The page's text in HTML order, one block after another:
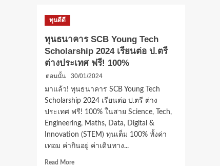
ทุนดีดี
ทุนธนาคาร SCB Young Tech
Scholarship 2024 เรียนต่อ ป.ตรี
ต่างประเทศ ฟรี! 100%
ตอนนั้น
30/01/2024
มาแล้ว! ทุนธนาคาร SCB Young Tech
Scholarship 2024 เรียนต่อ ป.ตรี ต่าง
ประเทศ ฟรี! 100% ในสาย Science, Tech,
Engineering, Maths, Data, Digital &
Innovation (STEM) ทุนเต็ม 100% ทั้งค่า
เทอม ค่ากินอยู่ ค่าเดินทาง...
Read MoreRead